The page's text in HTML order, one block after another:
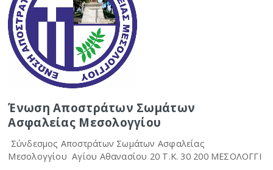
Ένωση Αποστράτων Σωμάτων
Ασφαλείας Μεσολογγίου
Σύνδεσμος Αποστράτων Σωμάτων Ασφαλείας
Μεσολογγίου Αγίου Αθανασίου 20 Τ.Κ. 30 200 ΜΕΣΟΛΟΓΓΙ